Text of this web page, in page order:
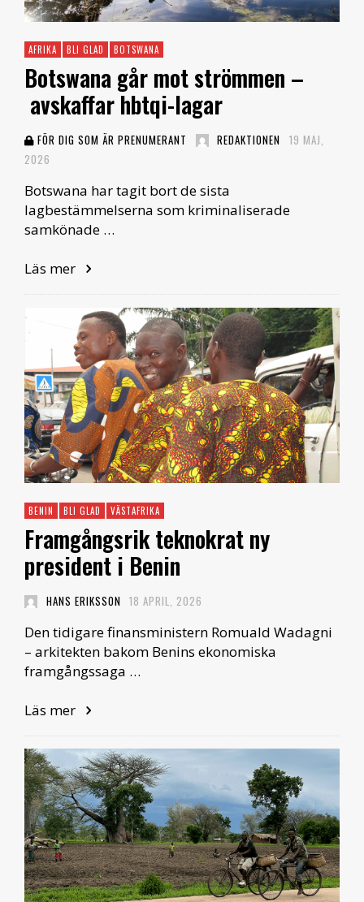
AFRIKA BLI GLAD BOTSWANA
Botswana går mot strömmen –
avskaffar hbtqi-lagar
FÖR DIG SOM ÄR PRENUMERANT REDAKTIONEN 19 MAJ,
2026
Botswana har tagit bort de sista
lagbestämmelserna som kriminaliserade
samkönade …
Läs mer
BENIN BLI GLAD VÄSTAFRIKA
Framgångsrik teknokrat ny
president i Benin
HANS ERIKSSON 18 APRIL, 2026
Den tidigare finansministern Romuald Wadagni
– arkitekten bakom Benins ekonomiska
framgångssaga …
Läs mer